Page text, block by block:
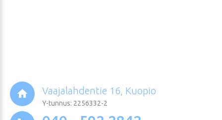
Vaajalahdentie 16, Kuopio
Y-tunnus: 2256332-2